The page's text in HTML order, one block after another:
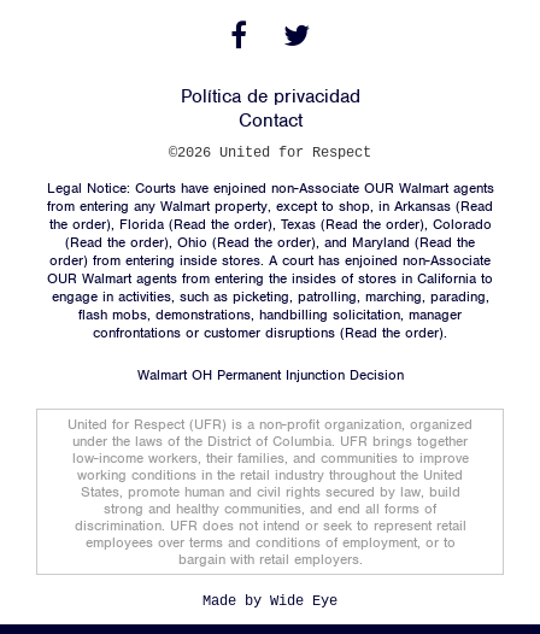
FacebookTwitter
Política de privacidad
Contact
©2026 United for Respect
Legal Notice: Courts have enjoined non-Associate OUR Walmart agents
from entering any Walmart property, except to shop, in Arkansas (Read
the order), Florida (Read the order), Texas (Read the order), Colorado
(Read the order), Ohio (Read the order), and Maryland (Read the
order) from entering inside stores. A court has enjoined non-Associate
OUR Walmart agents from entering the insides of stores in California to
engage in activities, such as picketing, patrolling, marching, parading,
flash mobs, demonstrations, handbilling solicitation, manager
confrontations or customer disruptions (Read the order).
Walmart OH Permanent Injunction Decision
United for Respect (UFR) is a non-profit organization, organized
under the laws of the District of Columbia. UFR brings together
low-income workers, their families, and communities to improve
working conditions in the retail industry throughout the United
States, promote human and civil rights secured by law, build
strong and healthy communities, and end all forms of
discrimination. UFR does not intend or seek to represent retail
employees over terms and conditions of employment, or to
bargain with retail employers.
Made by Wide Eye